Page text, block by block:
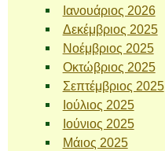
Ιανουάριος 2026
Δεκέμβριος 2025
Νοέμβριος 2025
Οκτώβριος 2025
Σεπτέμβριος 2025
Ιούλιος 2025
Ιούνιος 2025
Μάιος 2025